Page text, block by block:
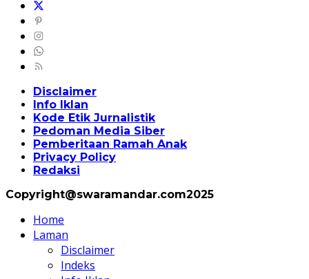
Disclaimer
Info Iklan
Kode Etik Jurnalistik
Pedoman Media Siber
Pemberitaan Ramah Anak
Privacy Policy
Redaksi
Copyright@swaramandar.com2025
Home
Laman
Disclaimer
Indeks